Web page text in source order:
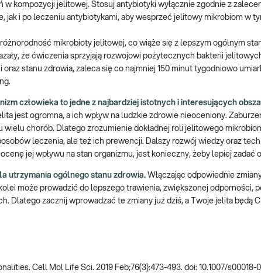
w kompozycji jelitowej. Stosuj antybiotyki wyłącznie zgodnie z
i po leczeniu antybiotykami, aby wesprzeć jelitowy mikrobiom w
mikrobioty jelitowej, co wiąże się z lepszym ogólnym
że ćwiczenia sprzyjają rozwojowi pożytecznych bakterii
stanu zdrowia, zaleca się co najmniej 150 minut tygodniowo
człowieka to jedne z najbardziej istotnych i interesujących
jest ogromna, a ich wpływ na ludzkie zdrowie nieoceniony.
chorób. Dlatego zrozumienie dokładnej roli jelitowego
leczenia, ale też ich prewencji. Dalszy rozwój wiedzy oraz
jej wpływu na stan organizmu, jest konieczny, żeby lepiej zadać
utrzymania ogólnego stanu zdrowia. Włączając odpowiednie
może prowadzić do lepszego trawienia, zwiększonej odporności,
Dlatego zacznij wprowadzać te zmiany już dziś, a Twoje jelita będą
Cell Mol Life Sci. 2019 Feb;76(3):473-493. doi: 10.1007/s00018-